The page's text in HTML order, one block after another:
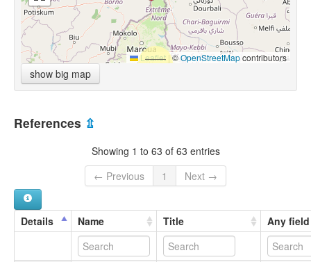
Leaflet |©OpenStreetMapcontributors
show big map
References ⇫
Showing 1 to 63 of 63 entries
← Previous
1 Next →
Details Name Title Any field